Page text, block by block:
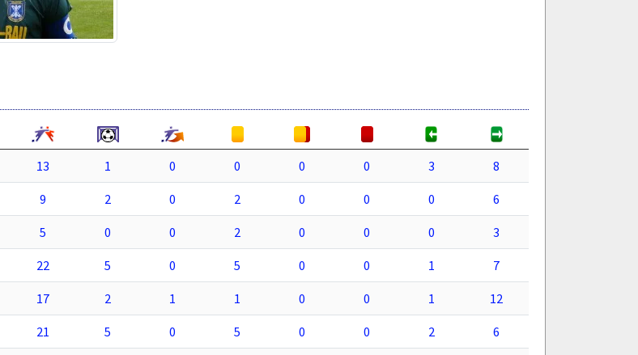
13 1 0 0 0 0 3 8
9 2 0 2 0 0 0 6
5 0 0 2 0 0 0 3
22 5 0 5 0 0 1 7
17 2 1 1 0 0 1 12
21 5 0 5 0 0 2 6